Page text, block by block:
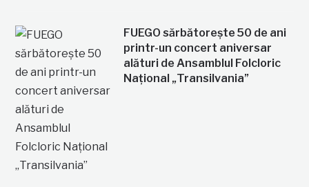
FUEGO sărbătorește 50 de ani
printr-un concert aniversar
alături de Ansamblul Folcloric
Național „Transilvania”